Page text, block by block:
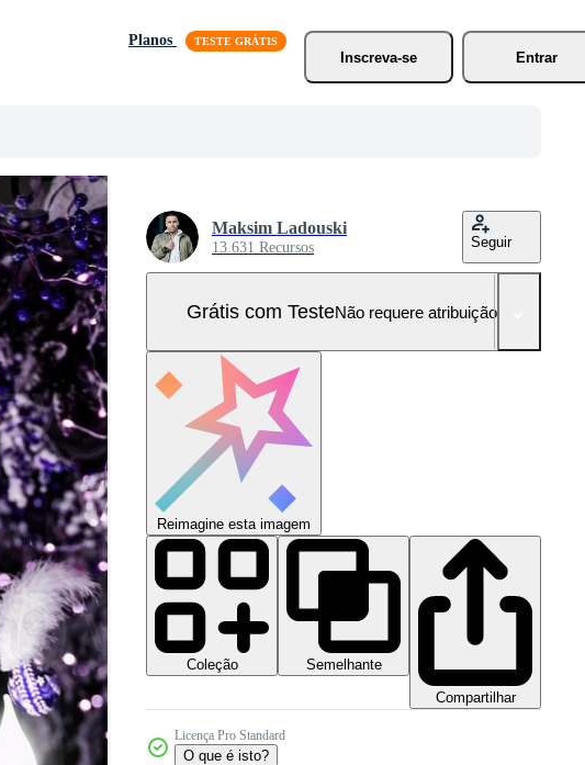
Planos
Inscreva-se
Entrar
Maksim Ladouski
13.631 Recursos Seguir
Grátis com TesteNão requere atribuição!
Reimagine esta imagem
Coleção
Semelhante
Compartilhar
Licença Pro Standard
O que é isto?